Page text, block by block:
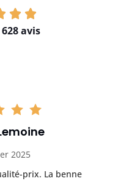
628 avis
2025
prix. La benne